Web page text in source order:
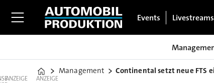
Events Livestreams
Home
Management Continental setzt neue FTS
ANZEIGE ANZEIGE